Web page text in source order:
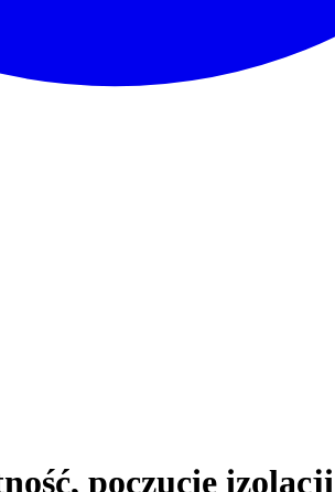
poczucie izolacji